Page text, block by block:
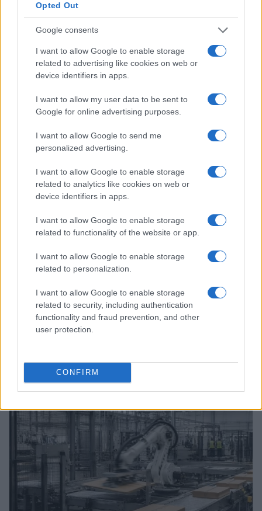
Opted Out
Google consents
I want to allow Google to enable storage
related to advertising like cookies on web or
device identifiers in apps.
I want to allow my user data to be sent to
Google for online advertising purposes.
I want to allow Google to send me
personalized advertising.
I want to allow Google to enable storage
related to analytics like cookies on web or
device identifiers in apps.
I want to allow Google to enable storage
related to functionality of the website or app.
I want to allow Google to enable storage
related to personalization.
I want to allow Google to enable storage
related to security, including authentication
functionality and fraud prevention, and other
user protection.
CONFIRM
SERVIZI PER LE AZIENDE
della privacy
Susanna Riva · 7 Ago 2026